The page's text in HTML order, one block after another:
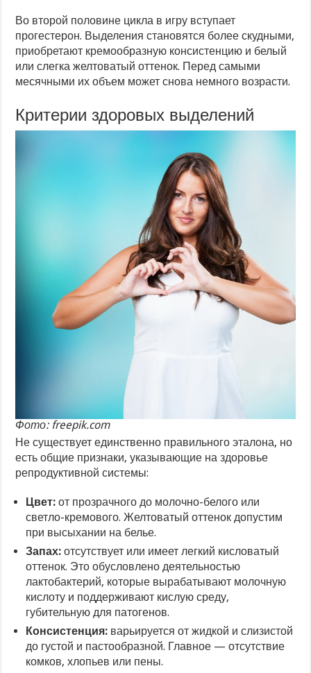
Во второй половине цикла в игру вступает
прогестерон. Выделения становятся более скудными,
приобретают кремообразную консистенцию и белый
или слегка желтоватый оттенок. Перед самыми
месячными их объем может снова немного возрасти.
Критерии здоровых выделений
Фото: freepik.com
Не существует единственно правильного эталона, но
есть общие признаки, указывающие на здоровье
репродуктивной системы:
Цвет: от прозрачного до молочно-белого или
светло-кремового. Желтоватый оттенок допустим
при высыхании на белье.
Запах: отсутствует или имеет легкий кисловатый
оттенок. Это обусловлено деятельностью
лактобактерий, которые вырабатывают молочную
кислоту и поддерживают кислую среду,
губительную для патогенов.
Консистенция: варьируется от жидкой и слизистой
до густой и пастообразной. Главное — отсутствие
комков, хлопьев или пены.